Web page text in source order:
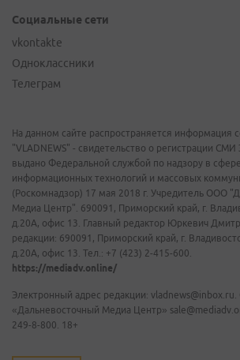
Социальные сети
vkontakte
Одноклассники
Телеграм
На данном сайте распространяется информация
"VLADNEWS" - свидетельство о регистрации
выдано Федеральной службой по надзору в сфере
информационных технологий и массовых
(Роскомнадзор) 17 мая 2018 г. Учредитель ООО
Медиа Центр". 690091, Приморский край, г.
д.20А, офис 13. Главный редактор Юркевич
редакции: 690091, Приморский край, г.
д.20А, офис 13. Тел.: +7 (423) 2-415-600.
https://mediadv.online/
Электронный адрес редакции:
«Дальневосточный Медиа Центр»
249-8-800. 18+